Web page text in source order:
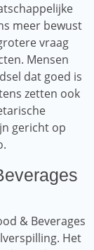
meer bewust
vraag
Mensen
dat goed is
zetten ook
gericht op
& Beverages
Het